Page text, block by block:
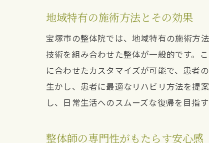
地域特有の施術方法とその効果
宝塚市の整体院では、地域特有の施術方
技術を組み合わせた整体が一般的です。
に合わせたカスタマイズが可能で、患者
生かし、患者に最適なリハビリ方法を提
し、日常生活へのスムーズな復帰を目指す
整体師の専門性がもたらす安心感